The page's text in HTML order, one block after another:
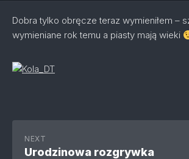
Dobra tylko obręcze teraz wymieniłem –
wymieniane rok temu a piasty mają wieki
NEXT
Urodzinowa rozgrywka